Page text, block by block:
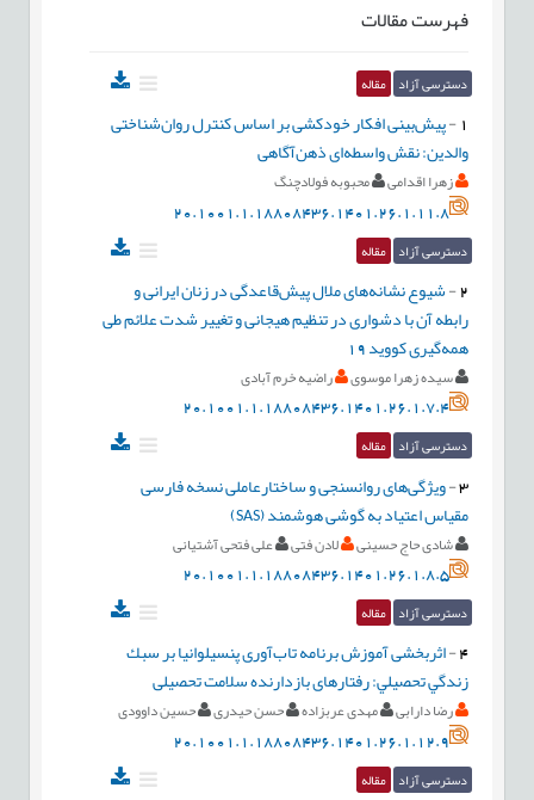
فهرست مقالات
دسترسی آزاد مقاله
-پیش‌بینی افکار خودکشی بر اساس کنترل روان‌شناختی
والدین: نقش واسطه‌ای ذهن‌آگاهی
زهرا اقدامی محبوبه فولادچنگ
20.1001.1.18808436.1401.26.1.11.8
دسترسی آزاد مقاله
2
-شیوع نشانه‌های ملال پیش‌قاعدگی در زنان ایرانی و
رابطه آن با دشواری در تنظیم هیجانی و تغییر شدت علائم طی
همه‌گیری کووید 19
سیده زهرا موسوی راضیه خرم آبادی
20.1001.1.18808436.1401.26.1.7.4
دسترسی آزاد مقاله
3
-ویژگی‌های روانسنجی و ساختارعاملی نسخه فارسی
مقیاس اعتیاد به گوشی هوشمند (SAS)
شادی حاج حسینی لادن فتی علی فتحی آشتیانی
20.1001.1.18808436.1401.26.1.8.5
دسترسی آزاد مقاله
4
-اثربخشی آموزش برنامه تاب‌آوری پنسیلوانیا بر سبك
زندگي تحصيلي: رفتارهای بازدارنده سلامت تحصیلی
رضا دارابی مهدی عربزاده حسن حیدری حسین داوودی
20.1001.1.18808436.1401.26.1.12.9
دسترسی آزاد مقاله